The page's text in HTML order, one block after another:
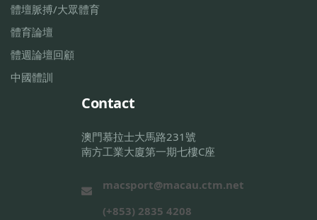
體壇脈搏/大眾體育
體育論壇
體週論壇回顧
中國體訓
Contact
澳門慕拉士大馬路231號
南方工業大廈第一期七樓C座
macsport@macau.ctm.net
(+853) 2835 4208